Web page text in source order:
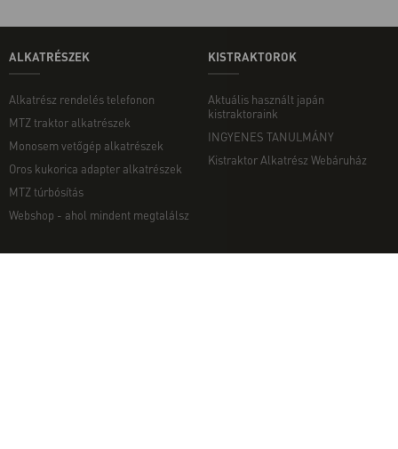
ALKATRÉSZEK
Alkatrész rendelés telefonon
MTZ traktor alkatrészek
Monosem vetőgép alkatrészek
Oros kukorica adapter alkatrészek
MTZ túrbósítás
Webshop - ahol mindent megtalálsz
KISTRAKTOROK
Aktuális használt japán
kistraktoraink
INGYENES TANULMÁNY
Kistraktor Alkatrész Webáruház